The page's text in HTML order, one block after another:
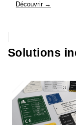
Découvrir →
Solutions